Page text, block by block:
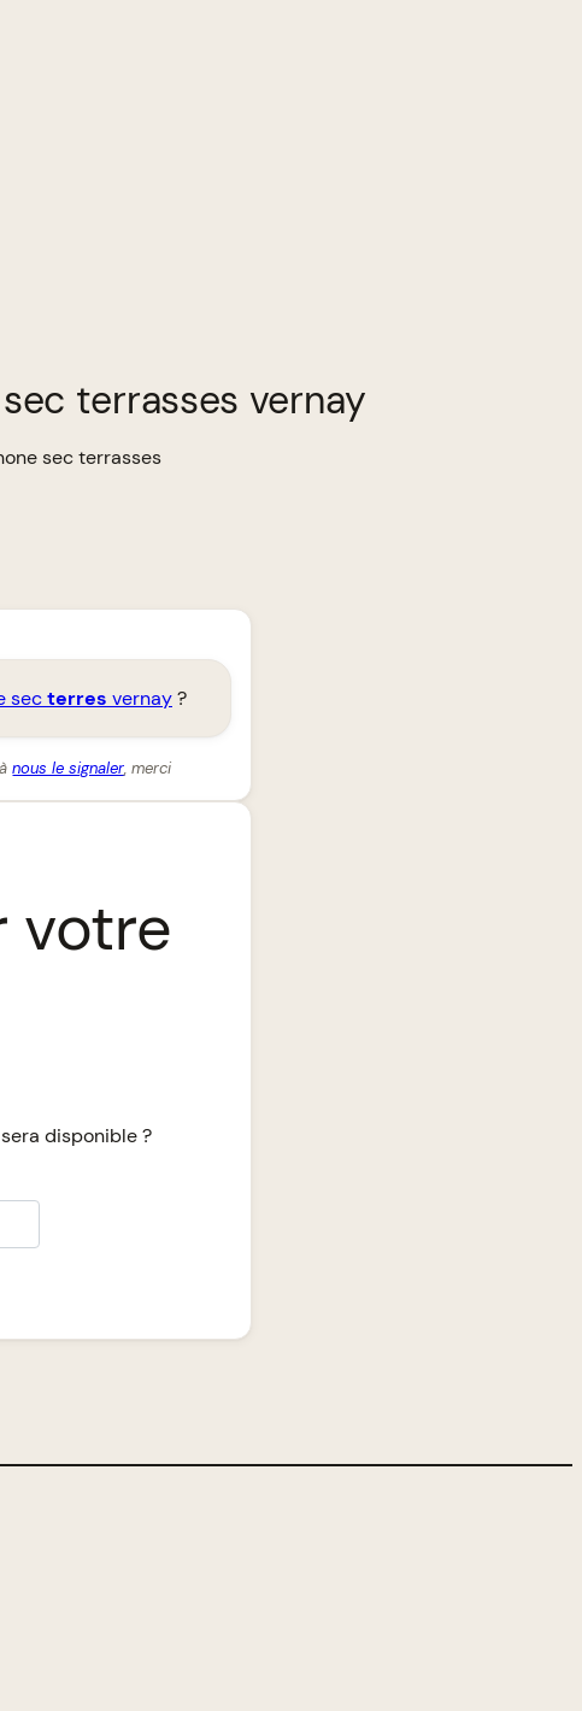
terrasses vernay
sec terrasses
secterres vernay?
ànous le signaler, merci
votre
disponible ?